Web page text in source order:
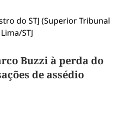
Buzzi à perda do
de assédio